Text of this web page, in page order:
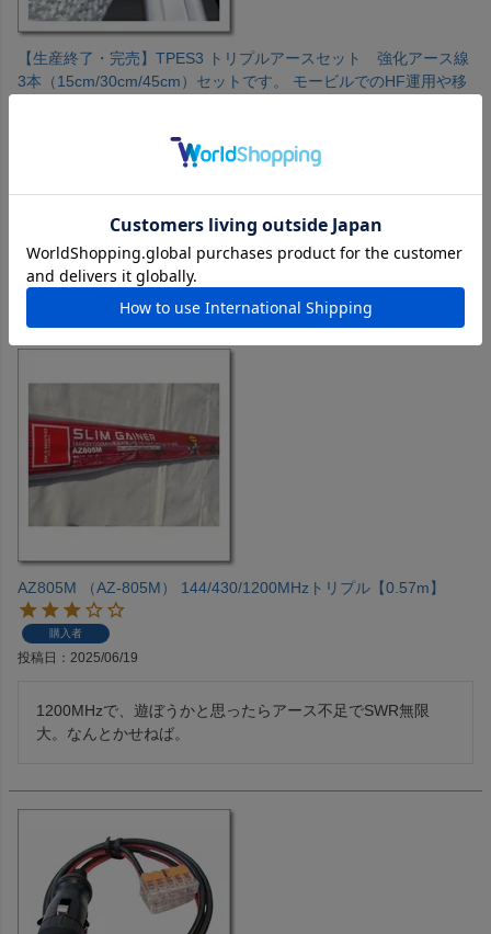
【生産終了・完売】TPES3 トリプルアースセット 強化アース線
3本（15cm/30cm/45cm）セットです。 モービルでのHF運用や移
投稿日 2025/07/13
アースは大事ですね!写真と実物の差に驚いた。意外にでかい
のね!
AZ805M （AZ-805M） 144/430/1200MHzトリプル【0.57m】
購入者
投稿日 2025/06/19
1200MHzで、遊ぼうかと思ったらアース不足でSWR無限
大。なんとかせねば。